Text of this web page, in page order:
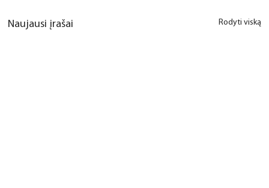
Naujausi įrašai Rodyti viską